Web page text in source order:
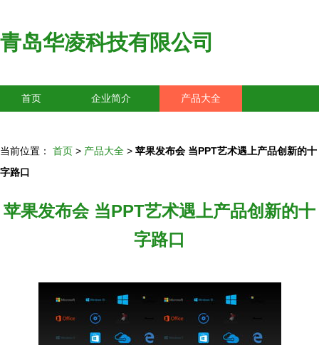
青岛华凌科技有限公司
首页 企业简介 产品大全
当前位置： 首页 > 产品大全 > 苹果发布会 当PPT艺术遇上产品创新的十
字路口
苹果发布会 当PPT艺术遇上产品创新的十
字路口